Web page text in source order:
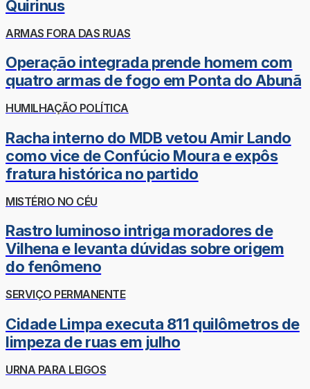
Quirinus
ARMAS FORA DAS RUAS
Operação integrada prende homem com
quatro armas de fogo em Ponta do Abunã
HUMILHAÇÃO POLÍTICA
Racha interno do MDB vetou Amir Lando
como vice de Confúcio Moura e expôs
fratura histórica no partido
MISTÉRIO NO CÉU
Rastro luminoso intriga moradores de
Vilhena e levanta dúvidas sobre origem
do fenômeno
SERVIÇO PERMANENTE
Cidade Limpa executa 811 quilômetros de
limpeza de ruas em julho
URNA PARA LEIGOS